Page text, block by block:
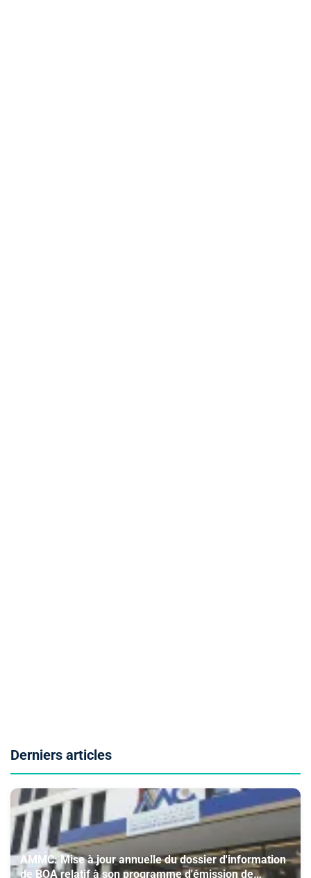
Derniers articles
AMMC: Mise à jour annuelle du dossier d'information
de BOA relatif à son programme d'émission de